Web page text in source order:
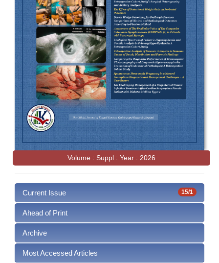
Volume : Suppl : Year : 2026
15/1
Current Issue
Ahead of Print
Archive
Most Accessed Articles